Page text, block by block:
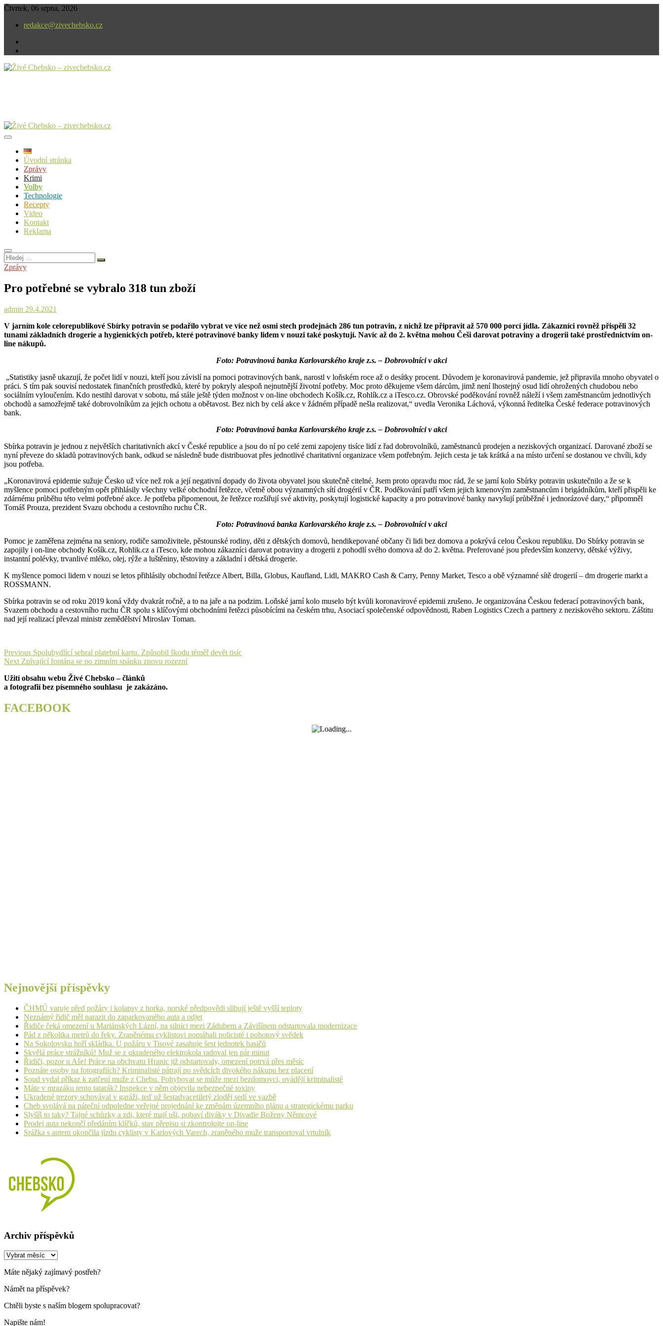
Skip
content
Čtvrtek, 06 srpna, 2026
redakce@zivechebsko.cz
Úvodní stránka
Zprávy
Krimi
Volby
Technologie
Recepty
Video
Kontakt
Reklama
Hledej
…
Zprávy
Pro potřebné se vybralo 318 tun zboží
admin 29.4.2021
V jarním kole celorepublikové Sbírky potravin se podařilo vybrat ve více než osmi stech prodejnách 286 tun potravin, z nichž lze připravit až 570 000 porcí jídla. Zákazníci rovněž přispěli 32
tunami základních drogerie a hygienických potřeb, které potravinové banky lidem v nouzi také poskytují. Navíc až do 2. května mohou Češi darovat potraviny a drogerii také prostřednictvím on-
line nákupů.
Foto: Potravinová banka Karlovarského kraje z.s. – Dobrovolníci v akci
„Statistiky jasně ukazují, že počet lidí v nouzi, kteří jsou závislí na pomoci potravinových bank, narostl v loňském roce až o desítky procent. Důvodem je koronavirová pandemie, jež připravila mnoho obyvatel o
práci. S tím pak souvisí nedostatek finančních prostředků, které by pokryly alespoň nejnutnější životní potřeby. Moc proto děkujeme všem dárcům, jimž není lhostejný osud lidí ohrožených chudobou nebo
sociálním vyloučením. Kdo nestihl darovat v sobotu, má stále ještě týden možnost v on-line obchodech Košík.cz, Rohlík.cz a iTesco.cz. Obrovské poděkování rovněž náleží i všem zaměstnancům jednotlivých
obchodů a samozřejmě také dobrovolníkům za jejich ochotu a obětavost. Bez nich by celá akce v žádném případě nešla realizovat,“ uvedla Veronika Láchová, výkonná ředitelka České federace potravinových
bank.
Foto: Potravinová banka Karlovarského kraje z.s. – Dobrovolníci v akci
Sbírka potravin je jednou z největších charitativních akcí v České republice a jsou do ní po celé zemi zapojeny tisíce lidí z řad dobrovolníků, zaměstnanců prodejen a neziskových organizací. Darované zboží se
nyní převeze do skladů potravinových bank, odkud se následně bude distribuovat přes jednotlivé charitativní organizace všem potřebným. Jejich cesta je tak krátká a na místo určení se dostanou ve chvíli, kdy
jsou potřeba.
„Koronavirová epidemie sužuje Česko už více než rok a její negativní dopady do života obyvatel jsou skutečně citelné. Jsem proto opravdu moc rád, že se jarní kolo Sbírky potravin uskutečnilo a že se k
myšlence pomoci potřebným opět přihlásily všechny velké obchodní řetězce, včetně obou významných sítí drogérií v ČR. Poděkování patří všem jejich kmenovým zaměstnancům i brigádníkům, kteří přispěli ke
zdárnému průběhu této velmi potřebné akce. Je potřeba připomenout, že řetězce rozšiřují své aktivity, poskytují logistické kapacity a pro potravinové banky navyšují průběžné i jednorázové dary,“ připomněl
Tomáš Prouza, prezident Svazu obchodu a cestovního ruchu ČR.
Foto: Potravinová banka Karlovarského kraje z.s. – Dobrovolníci v akci
Pomoc je zaměřena zejména na seniory, rodiče samoživitele, pěstounské rodiny, děti z dětských domovů, hendikepované občany či lidi bez domova a pokrývá celou Českou republiku. Do Sbírky potravin se
zapojily i on-line obchody Košík.cz, Rohlik.cz a iTesco, kde mohou zákazníci darovat potraviny a drogerii z pohodlí svého domova až do 2. května. Preferované jsou především konzervy, dětské výživy,
instantní polévky, trvanlivé mléko, olej, rýže a luštěniny, těstoviny a základní i dětská drogerie.
K myšlence pomoci lidem v nouzi se letos přihlásily obchodní řetězce Albert, Billa, Globus, Kaufland, Lidl, MAKRO Cash & Carry, Penny Market, Tesco a obě významné sítě drogerií – dm drogerie markt a
ROSSMANN.
Sbírka potravin se od roku 2019 koná vždy dvakrát ročně, a to na jaře a na podzim. Loňské jarní kolo muselo být kvůli koronavirové epidemii zrušeno. Je organizována Českou federací potravinových bank,
Svazem obchodu a cestovního ruchu ČR spolu s klíčovými obchodními řetězci působícími na českém trhu, Asociací společenské odpovědnosti, Raben Logistics Czech a partnery z neziskového sektoru. Záštitu
nad její realizací převzal ministr zemědělství Miroslav Toman.
Navigace
pro
příspěvek
Previous Previous
post:
Spolubydlící sebral platební kartu. Způsobil škodu téměř devět tisíc
Next Next
Zpívající fontána se po zimním spánku znovu rozezní
Užití obsahu webu Živé Chebsko – článků
a fotografií bez písemného souhlasu je zakázáno.
FACEBOOK
Nejnovější příspěvky
ČHMÚ varuje před požáry i kolapsy z horka, norské předpovědi slibují ještě vyšší teploty
Neznámý řidič měl narazit do zaparkovaného auta a odjet
Řidiče čeká omezení u Mariánských Lázní, na silnici mezi Zádubem a Závišínem odstartovala modernizace
Pád z několika metrů do řeky. Zraněnému cyklistovi pomáhali policisté i pohotový svědek
Na Sokolovsku hoří skládka. U požáru v Tisové zasahuje šest jednotek hasičů
Skvělá práce strážníků! Muž se z ukradeného elektrokola radoval jen pár minut
Řidiči, pozor u Aše! Práce na obchvatu Hranic již odstartovaly, omezení potrvá přes měsíc
Poznáte osoby na fotografiích? Kriminalisté pátrají po svědcích divokého nákupu bez placení
Soud vydal příkaz k zatčení muže z Chebu. Pohybovat se může mezi bezdomovci, uvádějí kriminalisté
Máte v mrazáku tento tatarák? Inspekce v něm objevila nebezpečné toxiny
Ukradené trezory schovával v garáži, teď už šestadvacetiletý zloděj sedí ve vazbě
Cheb svolává na páteční odpoledne veřejné projednání ke změnám územního plánu a strategickému parku
Slyšíš to taky? Tajné schůzky a zdi, které mají uši, pobaví diváky v Divadle Boženy Němcové
Prodej auta nekončí předáním klíčků, stav přepisu si zkontrolujte on-line
Srážka s autem ukončila jízdu cyklisty v Karlových Varech, zraněného muže transportoval vrtulník
Archiv příspěvků
Archiv
Máte nějaký zajímavý postřeh?
Námět na příspěvek?
Chtěli byste s naším blogem spolupracovat?
Napište nám!